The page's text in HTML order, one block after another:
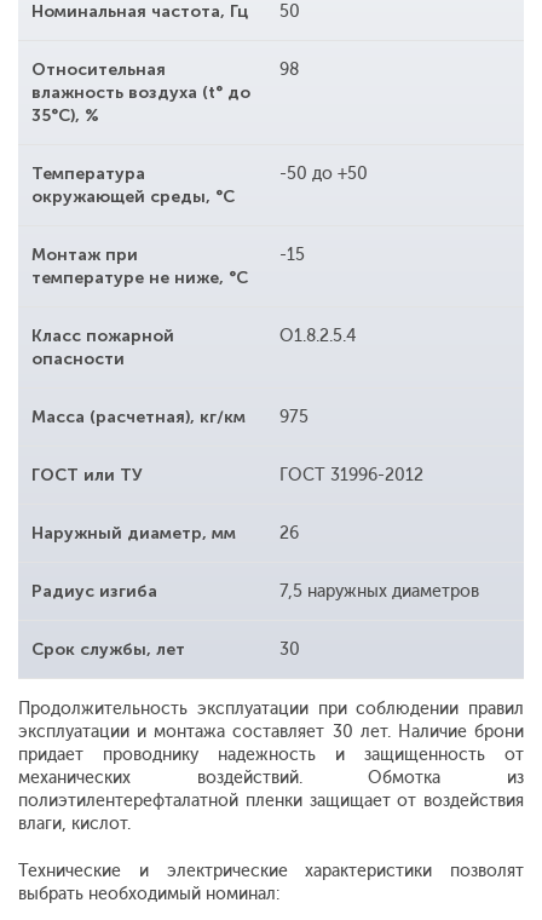
Номинальная частота, Гц 50
Относительная
влажность воздуха (t° до
35°С), %
98
Температура
окружающей среды, °С
-50 до +50
Монтаж при
температуре не ниже, °С
-15
Класс пожарной
опасности
O1.8.2.5.4
Масса (расчетная), кг/км 975
ГОСТ или ТУ ГОСТ 31996-2012
Наружный диаметр, мм 26
Радиус изгиба 7,5 наружных диаметров
Срок службы, лет 30
Продолжительность эксплуатации при соблюдении правил
эксплуатации и монтажа составляет 30 лет. Наличие брони
придает проводнику надежность и защищенность от
механических воздействий. Обмотка из
полиэтилентерефталатной пленки защищает от воздействия
влаги, кислот.
Технические и электрические характеристики позволят
выбрать необходимый номинал: